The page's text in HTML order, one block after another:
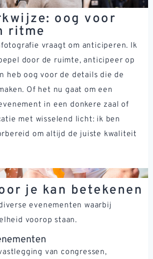
oog voor
ritme
vraagt om anticiperen. Ik
door de ruimte, anticipeer op
heb oog voor de details die de
Of het nu gaat om een
in een donkere zaal of
met wisselend licht: ik ben
om altijd de juiste kwaliteit
je kan betekenen
evenementen waarbij
voorop staan.
van congressen,